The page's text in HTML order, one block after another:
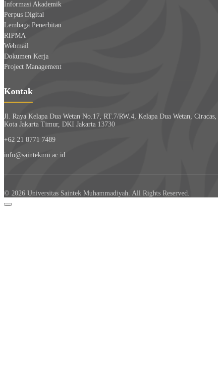
Informasi Akademik
Perpus Digital
Lembaga Penerbitan
RIPMA
Webmail
Dokumen Kerja
Project Management
Kontak
Jl. Raya Kelapa Dua Wetan No.17, RT.7/RW.4, Kelapa Dua Wetan, Ciracas,
Kota Jakarta Timur, DKI Jakarta 13730
+62 21 8771 7489
info@saintekmu.ac.id
© 2026 Universitas Saintek Muhammadiyah. All Rights Reserved.